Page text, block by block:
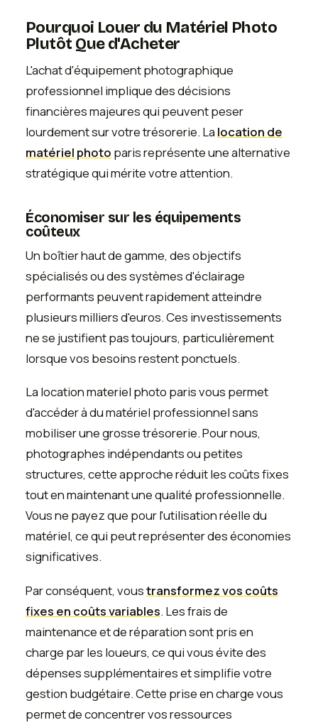
Pourquoi Louer du Matériel Photo
Plutôt Que d'Acheter
L'achat d'équipement photographique
professionnel implique des décisions
financières majeures qui peuvent peser
lourdement sur votre trésorerie. La location de
matériel photo paris représente une alternative
stratégique qui mérite votre attention.
Économiser sur les équipements
coûteux
Un boîtier haut de gamme, des objectifs
spécialisés ou des systèmes d'éclairage
performants peuvent rapidement atteindre
plusieurs milliers d'euros. Ces investissements
ne se justifient pas toujours, particulièrement
lorsque vos besoins restent ponctuels.
La location materiel photo paris vous permet
d'accéder à du matériel professionnel sans
mobiliser une grosse trésorerie. Pour nous,
photographes indépendants ou petites
structures, cette approche réduit les coûts fixes
tout en maintenant une qualité professionnelle.
Vous ne payez que pour l'utilisation réelle du
matériel, ce qui peut représenter des économies
significatives.
Par conséquent, voustransformez vos coûts
fixes en coûts variables. Les frais de
maintenance et de réparation sont pris en
charge par les loueurs, ce qui vous évite des
dépenses supplémentaires et simplifie votre
gestion budgétaire. Cette prise en charge vous
permet de concentrer vos ressources